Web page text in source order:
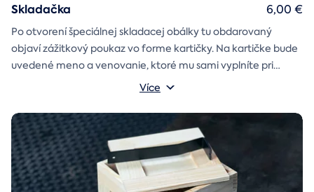
Skladačka
Po otvorení špeciálnej skladacej obálky tu obdarovaný
objaví zážitkový poukaz vo forme kartičky. Na kartičke bude
uvedené meno a venovanie, ktoré mu sami vyplníte pri
Více
6,00 €